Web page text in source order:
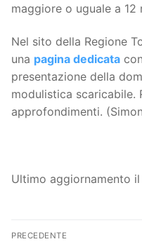
maggiore o uguale a 12
Nel sito della Regione
una pagina dedicata
presentazione della
modulistica scaricabile.
approfondimenti.
Ultimo aggiornamento
Navigazione
PRECEDENTE